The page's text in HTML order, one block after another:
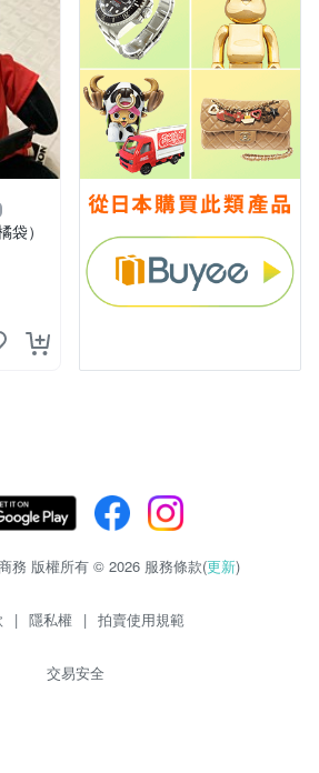
）
務 版權所有 © 2026 服務條款(更新)
| 隱私權 | 拍賣使用規範
交易安全